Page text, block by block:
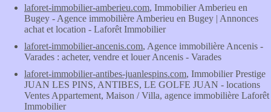
laforet-immobilier-amberieu.com, Immobilier Amberieu en
Bugey - Agence immobilière Amberieu en Bugey | Annonces
achat et location - Laforêt Immobilier
laforet-immobilier-ancenis.com, Agence immobilière Ancenis -
Varades : acheter, vendre et louer Ancenis - Varades
laforet-immobilier-antibes-juanlespins.com, Immobilier Prestige
JUAN LES PINS, ANTIBES, LE GOLFE JUAN - locations
Ventes Appartement, Maison / Villa, agence immobilière Laforêt
Immobilier